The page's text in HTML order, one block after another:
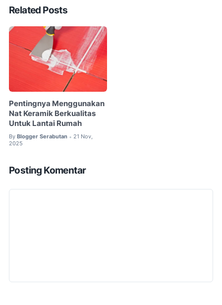
Related Posts
Pentingnya Menggunakan
Nat Keramik Berkualitas
Untuk Lantai Rumah
By Blogger Serabutan • 21 Nov,
2025
Posting Komentar